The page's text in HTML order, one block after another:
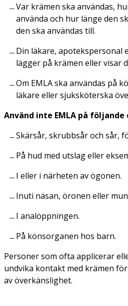
Var krämen ska användas,
använda och hur länge den
den ska användas till.
Din läkare, apotekspersonal
lägger på krämen eller visar
Om EMLA ska användas på
läkare eller sjuksköterska
Använd inte EMLA på följande
Skärsår, skrubbsår och sår,
På hud med utslag eller
I eller i närheten av ögonen.
Inuti näsan, öronen eller
I analöppningen.
På könsorganen hos barn.
Personer som ofta applicerar
undvika kontakt med krämen
av överkänslighet.